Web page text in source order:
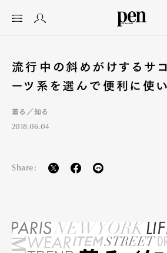
流行中の斜めがけするサコ
ーツ系を選んで便利に使い
着る／知る
2018.06.04
Share: